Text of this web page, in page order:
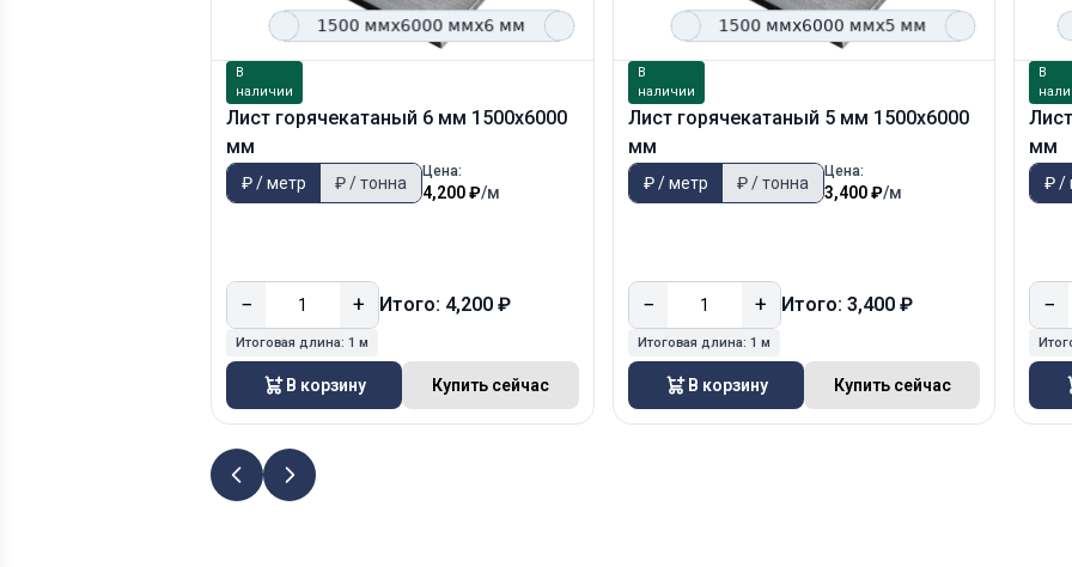
В
наличии
Лист горячекатаный 6 мм 1500х6000
мм
₽ / метр ₽ / тонна
Цена:
4,200 ₽/м
− + Итого: 4,200 ₽
Итоговая длина: 1 м
В корзину Купить сейчас
В
наличии
Лист горячекатаный 5 мм 1500х6000
мм
₽ / метр ₽ / тонна
Цена:
3,400 ₽/м
− + Итого: 3,400 ₽
Итоговая длина: 1 м
В корзину Купить сейчас
В
мм
₽ /
−